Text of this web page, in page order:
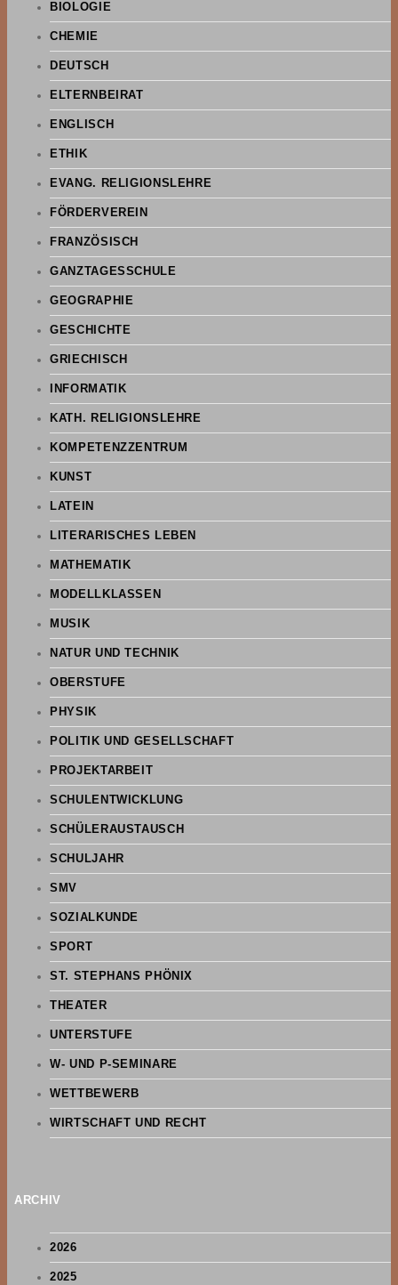
BIOLOGIE
CHEMIE
DEUTSCH
ELTERNBEIRAT
ENGLISCH
ETHIK
EVANG. RELIGIONSLEHRE
FÖRDERVEREIN
FRANZÖSISCH
GANZTAGESSCHULE
GEOGRAPHIE
GESCHICHTE
GRIECHISCH
INFORMATIK
KATH. RELIGIONSLEHRE
KOMPETENZZENTRUM
KUNST
LATEIN
LITERARISCHES LEBEN
MATHEMATIK
MODELLKLASSEN
MUSIK
NATUR UND TECHNIK
OBERSTUFE
PHYSIK
POLITIK UND GESELLSCHAFT
PROJEKTARBEIT
SCHULENTWICKLUNG
SCHÜLERAUSTAUSCH
SCHULJAHR
SMV
SOZIALKUNDE
SPORT
ST. STEPHANS PHÖNIX
THEATER
UNTERSTUFE
W- UND P-SEMINARE
WETTBEWERB
WIRTSCHAFT UND RECHT
ARCHIV
2026
2025